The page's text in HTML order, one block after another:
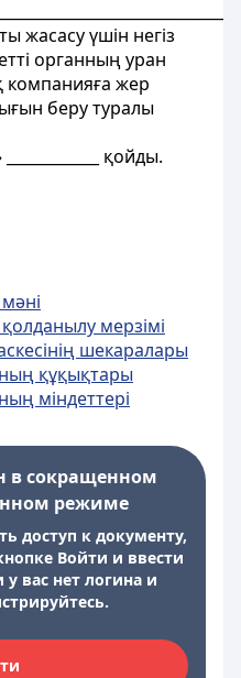
үшін негіз
органның уран
жер
беру туралы
қойды.
мерзімі
шекаралары
құқықтары
міндеттері
в сокращенном
режиме
доступ к документу,
Войти и ввести
вас нет логина и